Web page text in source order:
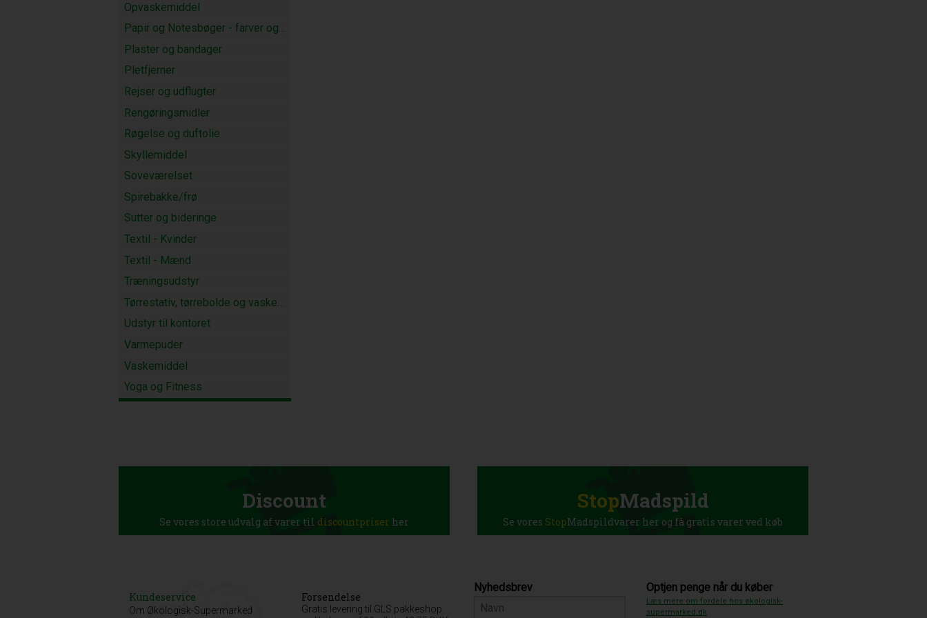
Opvaskemiddel
Papir og Notesbøger - farver og blyanter
Plaster og bandager
Pletfjerner
Rejser og udflugter
Rengøringsmidler
Røgelse og duftolie
Skyllemiddel
Soveværelset
Spirebakke/frø
Sutter og bideringe
Textil - Kvinder
Textil - Mænd
Træningsudstyr
Tørrestativ, tørrebolde og vaskenødder
Udstyr til kontoret
Varmepuder
Vaskemiddel
Yoga og Fitness
Discount
Se vores store udvalg af varer til discountpriser her
StopMadspild
Se vores StopMadspildvarer her og få gratis varer ved køb
Kundeservice
Om Økologisk-Supermarked
Forsendelse
Gratis levering til GLS pakkeshop
Nyhedsbrev Optjen penge når du køber
Læs mere om fordele hos økologisk-
supermarked.dk